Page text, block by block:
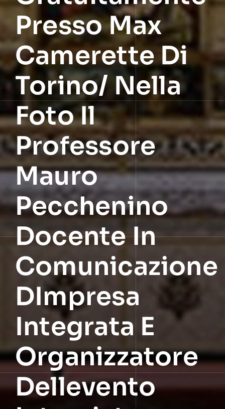
Presso Max
Camerette Di
Torino/ Nella
Foto Il
Professore
Mauro
Pecchenino
Docente In
Comunicazione
DImpresa
Integrata E
Organizzatore
Dellevento